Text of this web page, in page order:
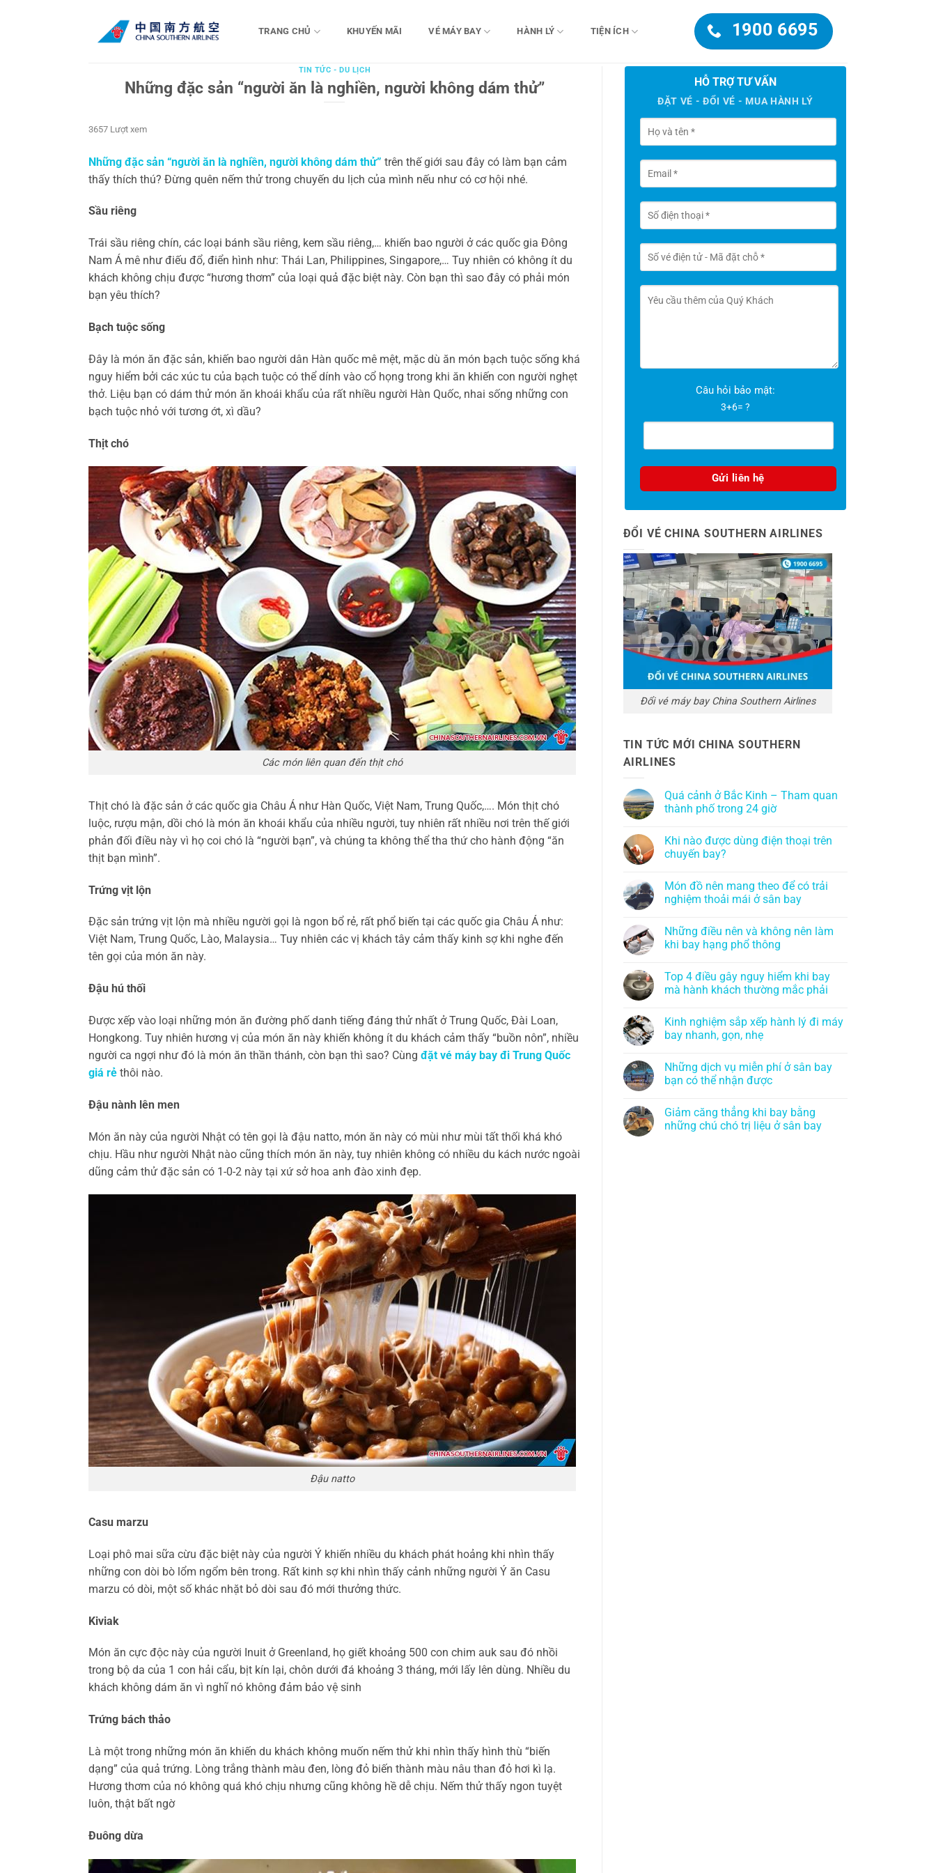
TRANG CHỦ KHUYẾN MÃI VÉ MÁY BAY HÀNH LÝ TIỆN ÍCH 1900 6695
TIN TỨC - DU LỊCH
Những đặc sản “người ăn là nghiền, người không dám thử”
3657 Lượt xem
Những đặc sản “người ăn là nghiền, người không dám thử” trên thế giới sau đây có làm bạn cảm
thấy thích thú? Đừng quên nếm thử trong chuyến du lịch của mình nếu như có cơ hội nhé.
Sầu riêng
Trái sầu riêng chín, các loại bánh sầu riêng, kem sầu riêng,… khiến bao người ở các quốc gia Đông
Nam Á mê như điếu đổ, điển hình như: Thái Lan, Philippines, Singapore,… Tuy nhiên có không ít du
khách không chịu được “hương thơm” của loại quả đặc biệt này. Còn bạn thì sao đây có phải món
bạn yêu thích?
Bạch tuộc sống
Đây là món ăn đặc sản, khiến bao người dân Hàn quốc mê mệt, mặc dù ăn món bạch tuộc sống khá
nguy hiểm bởi các xúc tu của bạch tuộc có thể dính vào cổ họng trong khi ăn khiến con người nghẹt
thở. Liệu bạn có dám thử món ăn khoái khẩu của rất nhiều người Hàn Quốc, nhai sống những con
bạch tuộc nhỏ với tương ớt, xì dầu?
Thịt chó
Các món liên quan đến thịt chó
Thịt chó là đặc sản ở các quốc gia Châu Á như Hàn Quốc, Việt Nam, Trung Quốc,…. Món thịt chó
luộc, rượu mận, dồi chó là món ăn khoái khẩu của nhiều người, tuy nhiên rất nhiều nơi trên thế giới
phản đối điều này vì họ coi chó là “người bạn”, và chúng ta không thể tha thứ cho hành động “ăn
thịt bạn mình”.
Trứng vịt lộn
Đặc sản trứng vịt lộn mà nhiều người gọi là ngon bổ rẻ, rất phổ biến tại các quốc gia Châu Á như:
Việt Nam, Trung Quốc, Lào, Malaysia… Tuy nhiên các vị khách tây cảm thấy kinh sợ khi nghe đến
tên gọi của món ăn này.
Đậu hú thối
Được xếp vào loại những món ăn đường phố danh tiếng đáng thử nhất ở Trung Quốc, Đài Loan,
Hongkong. Tuy nhiên hương vị của món ăn này khiến không ít du khách cảm thấy “buồn nôn”, nhiều
người ca ngợi như đó là món ăn thần thánh, còn bạn thì sao? Cùng đặt vé máy bay đi Trung Quốc
giá rẻ thôi nào.
Đậu nành lên men
Món ăn này của người Nhật có tên gọi là đậu natto, món ăn này có mùi như mùi tất thối khá khó
chịu. Hầu như người Nhật nào cũng thích món ăn này, tuy nhiên không có nhiều du kách nước ngoài
dũng cảm thử đặc sản có 1-0-2 này tại xứ sở hoa anh đào xinh đẹp.
Đậu natto
Casu marzu
Loại phô mai sữa cừu đặc biệt này của người Ý khiến nhiều du khách phát hoảng khi nhìn thấy
những con dòi bò lổm ngổm bên trong. Rất kinh sợ khi nhìn thấy cảnh những người Ý ăn Casu
marzu có dòi, một số khác nhặt bỏ dòi sau đó mới thưởng thức.
Kiviak
Món ăn cực độc này của người Inuit ở Greenland, họ giết khoảng 500 con chim auk sau đó nhồi
trong bộ da của 1 con hải cẩu, bịt kín lại, chôn dưới đá khoảng 3 tháng, mới lấy lên dùng. Nhiều du
khách không dám ăn vì nghĩ nó không đảm bảo vệ sinh
Trứng bách thảo
Là một trong những món ăn khiến du khách không muốn nếm thử khi nhìn thấy hình thù “biến
dạng” của quả trứng. Lòng trắng thành màu đen, lòng đỏ biến thành màu nâu than đỏ hơi kì lạ.
Hương thơm của nó không quá khó chịu nhưng cũng không hề dễ chịu. Nếm thử thấy ngon tuyệt
luôn, thật bất ngờ
Đuông dừa
HỖ TRỢ TƯ VẤN
ĐẶT VÉ - ĐỔI VÉ - MUA HÀNH LÝ
Câu hỏi bảo mật:
3+6= ?
ĐỔI VÉ CHINA SOUTHERN AIRLINES
Đổi vé máy bay China Southern Airlines
TIN TỨC MỚI CHINA SOUTHERN
AIRLINES
Quá cảnh ở Bắc Kinh – Tham quan
thành phố trong 24 giờ
Khi nào được dùng điện thoại trên
chuyến bay?
Món đồ nên mang theo để có trải
nghiệm thoải mái ở sân bay
Những điều nên và không nên làm
khi bay hạng phổ thông
Top 4 điều gây nguy hiểm khi bay
mà hành khách thường mắc phải
Kinh nghiệm sắp xếp hành lý đi máy
bay nhanh, gọn, nhẹ
Những dịch vụ miễn phí ở sân bay
bạn có thể nhận được
Giảm căng thẳng khi bay bằng
những chú chó trị liệu ở sân bay